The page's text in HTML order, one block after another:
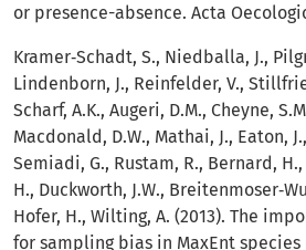
or presence-absence. Acta
Kramer‐Schadt, S., Niedballa, J.,
Lindenborn, J., Reinfelder, V.,
Scharf, A.K., Augeri, D.M., Cheyne,
Macdonald, D.W., Mathai, J., Eaton,
Semiadi, G., Rustam, R., Bernard,
H., Duckworth, J.W.,
Hofer, H., Wilting, A. (2013). The
for sampling bias in MaxEnt